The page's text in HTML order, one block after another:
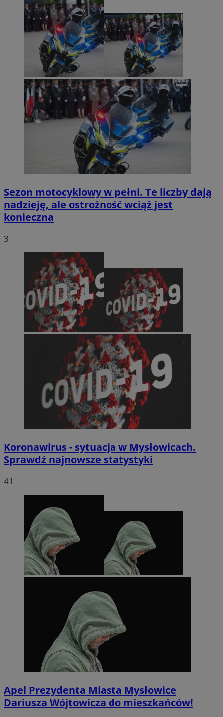
Sezon motocyklowy w pełni. Te liczby dają
nadzieję, ale ostrożność wciąż jest
konieczna
3
Koronawirus - sytuacja w Mysłowicach.
Sprawdź najnowsze statystyki
41
Apel Prezydenta Miasta Mysłowice
Dariusza Wójtowicza do mieszkańców!